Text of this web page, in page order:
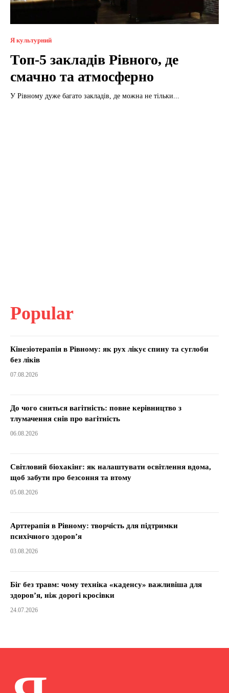
Я культурний
Топ-5 закладів Рівного, де
смачно та атмосферно
У Рівному дуже багато закладів, де можна не тільки...
Popular
Кінезіотерапія в Рівному: як рух лікує спину та суглоби
без ліків
07.08.2026
До чого сниться вагітність: повне керівництво з
тлумачення снів про вагітність
06.08.2026
Світловий біохакінг: як налаштувати освітлення вдома,
щоб забути про безсоння та втому
05.08.2026
Арттерапія в Рівному: творчість для підтримки
психічного здоров’я
03.08.2026
Біг без травм: чому техніка «каденсу» важливіша для
здоров’я, ніж дорогі кросівки
24.07.2026